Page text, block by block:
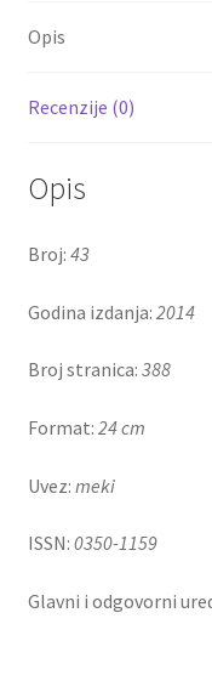
Opis
Recenzije (0)
Opis
Broj: 43
Godina izdanja: 2014
Broj stranica: 388
Format: 24 cm
Uvez: meki
ISSN: 0350-1159
Glavni i odgovorni